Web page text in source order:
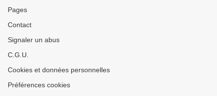
Pages
Contact
Signaler un abus
C.G.U.
Cookies et données personnelles
Préférences cookies